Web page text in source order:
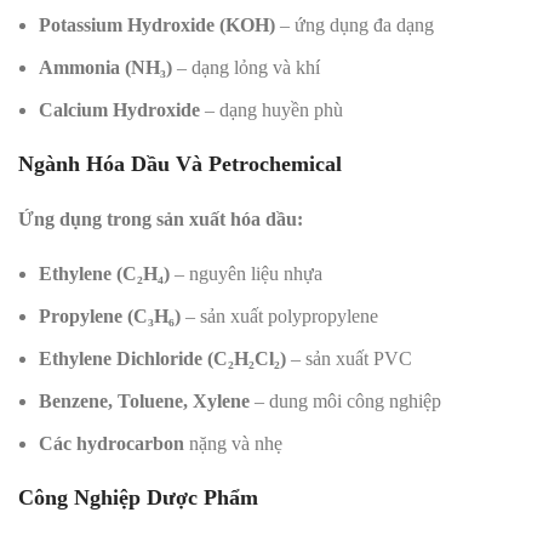
Potassium Hydroxide (KOH) – ứng dụng đa dạng
Ammonia (NH₃) – dạng lỏng và khí
Calcium Hydroxide – dạng huyền phù
Ngành Hóa Dầu Và Petrochemical
Ứng dụng trong sản xuất hóa dầu:
Ethylene (C₂H₄) – nguyên liệu nhựa
Propylene (C₃H₆) – sản xuất polypropylene
Ethylene Dichloride (C₂H₂Cl₂) – sản xuất PVC
Benzene, Toluene, Xylene – dung môi công nghiệp
Các hydrocarbon nặng và nhẹ
Công Nghiệp Dược Phẩm